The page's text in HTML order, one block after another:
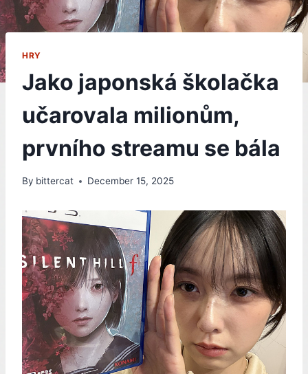
HRY
Jako japonská školačka
učarovala milionům,
prvního streamu se bála
By bittercat December 15, 2025